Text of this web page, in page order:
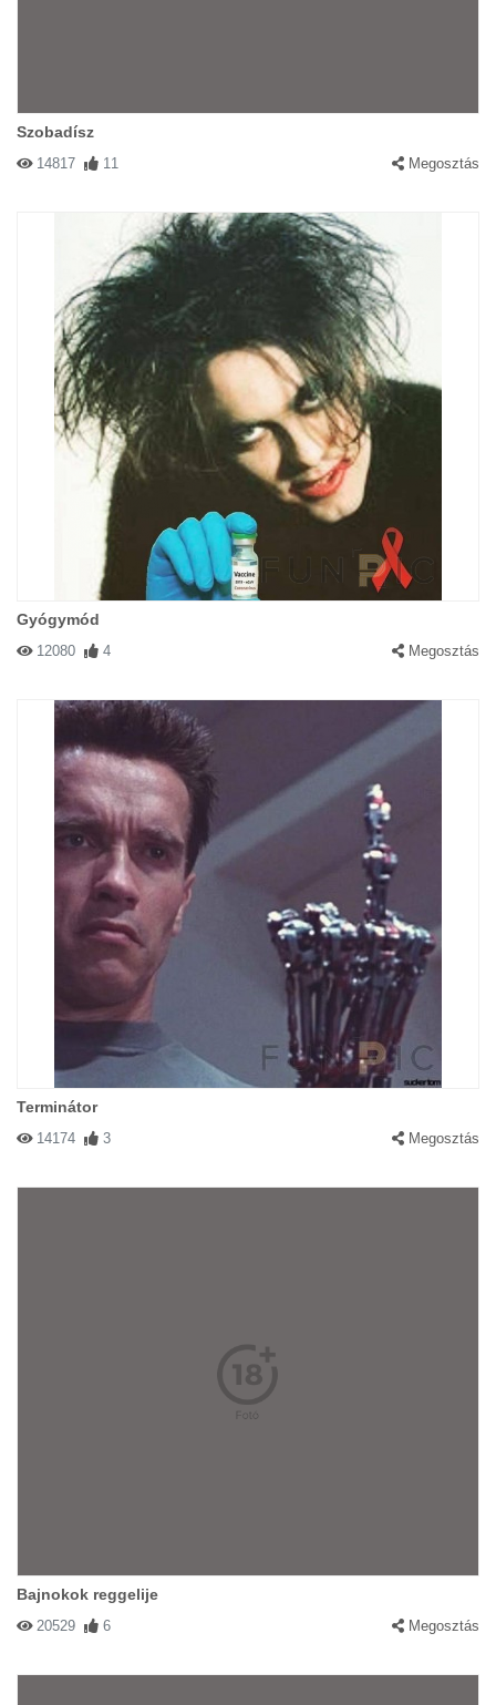
Szobadísz
14817 11 Megosztás
Gyógymód
12080 4 Megosztás
Terminátor
14174 3 Megosztás
Bajnokok reggelije
20529 6 Megosztás